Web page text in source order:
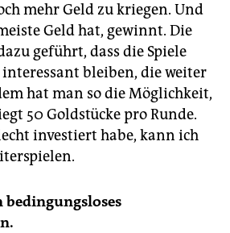
mehr Geld zu kriegen. Und
Geld hat, gewinnt. Die
geführt, dass die Spiele
bleiben, die weiter
hat man so die Möglichkeit,
50 Goldstücke pro Runde.
investiert habe, kann ich